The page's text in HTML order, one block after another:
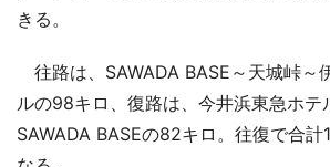
きる。
往路は、SAWADA BASE～天城峠～
ルの98キロ、復路は、今井浜東急ホテ
SAWADA BASEの82キロ。往復で合計